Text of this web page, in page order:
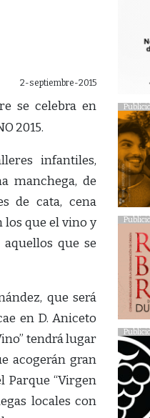
2-septiembre-2015
se celebra en
2015.
infantiles,
manchega, de
de cata, cena
los que el vino y
que se
que será
en D. Aniceto
tendrá lugar
acogerán gran
Parque “Virgen
locales con